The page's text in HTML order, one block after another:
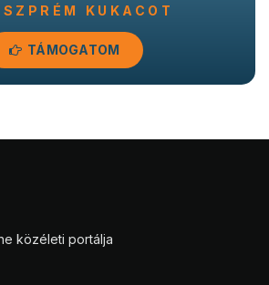
KUKACOT
TÁMOGATOM
közéleti portálja